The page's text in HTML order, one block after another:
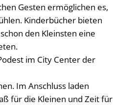
Gesten ermöglichen es,
Kinderbücher bieten
den Kleinsten eine
im City Center der
Im Anschluss laden
für die Kleinen und Zeit für